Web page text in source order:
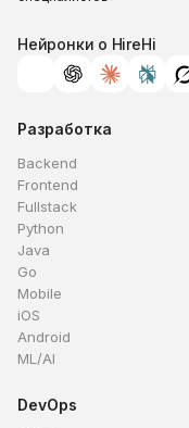
Нейронки о HireHi
Разработка
Backend
Frontend
Fullstack
Python
Java
Go
Mobile
iOS
Android
ML/AI
DevOps